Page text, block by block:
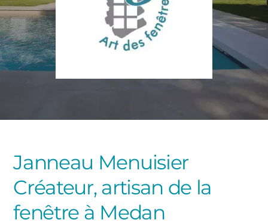
Janneau Menuisier
Créateur, artisan de la
fenêtre à Medan
BOIS
PORTES D’ENTRÉELES INTEMPORELLES
LES LUMINEUSES
VOLETS ROULANTS
PERGOLAS
CLÔTURES